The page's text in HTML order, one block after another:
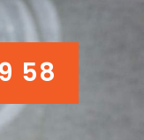
58
58